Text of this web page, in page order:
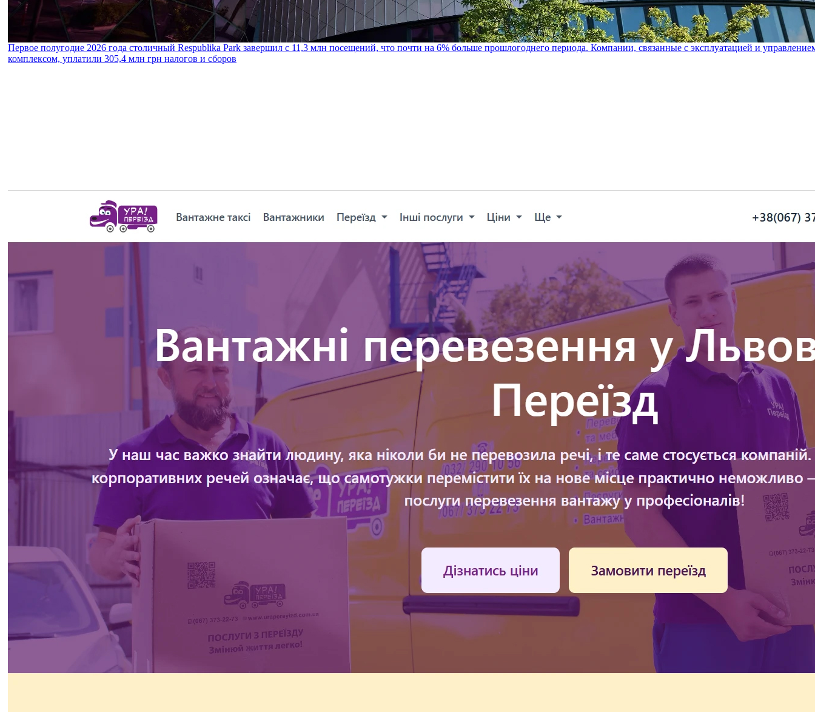
Первое полугодие 2026 года столичный Respublika Park завершил с 11,3 млн посещений, что почти на 6% больше прошлогоднего периода. Компании, связанные с эксплуатацией и
комплексом, уплатили 305,4 млн грн налогов и сборов